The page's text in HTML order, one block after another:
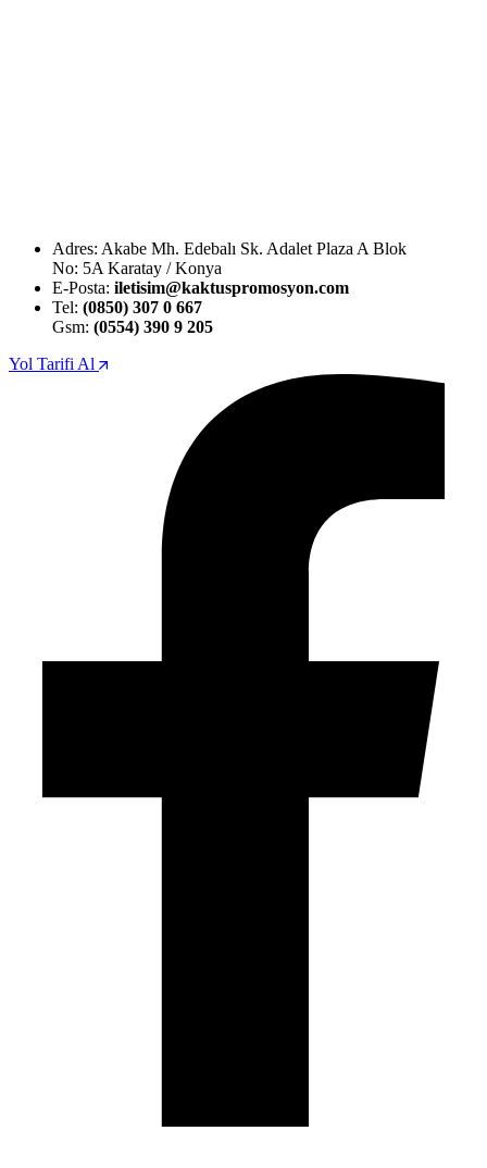
Adres: Akabe Mh. Edebalı Sk. Adalet Plaza A Blok
No: 5A Karatay / Konya
E-Posta: iletisim@kaktuspromosyon.com
Tel: (0850) 307 0 667
Gsm: (0554) 390 9 205
Yol Tarifi Al